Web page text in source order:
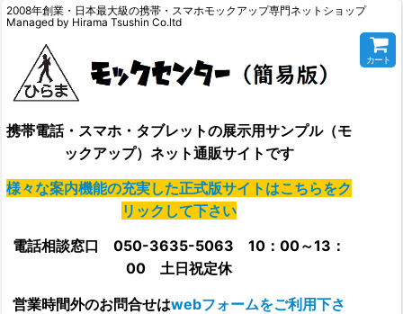
2008年創業・日本最大級の携帯・スマホモックアップ専門ネットショップ
Managed by Hirama Tsushin Co.ltd
携帯電話・スマホ・タブレットの展示用サンプル（モ
ックアップ）ネット通販サイトです
様々な案内機能の充実した正式版サイトはこちらをク
リックして下さい
電話相談窓口 050-3635-5063 10：00～13：
00 土日祝定休
営業時間外のお問合せはwebフォームをご利用下さ
カート